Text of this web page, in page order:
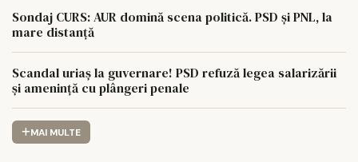
Sondaj CURS: AUR domină scena politică. PSD și PNL, la
mare distanță
Scandal uriaș la guvernare! PSD refuză legea salarizării
și amenință cu plângeri penale
MAI MULTE